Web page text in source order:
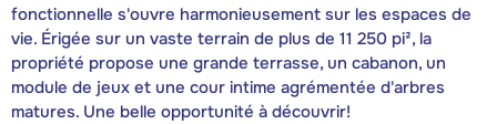
fonctionnelle s'ouvre harmonieusement sur les espaces de
vie. Érigée sur un vaste terrain de plus de 11 250 pi², la
propriété propose une grande terrasse, un cabanon, un
module de jeux et une cour intime agrémentée d'arbres
matures. Une belle opportunité à découvrir!